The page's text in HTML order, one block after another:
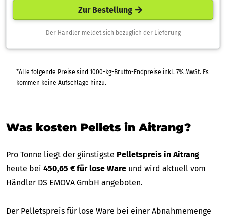
Zur Bestellung
Der Händler meldet sich bezüglich der Lieferung
*Alle folgende Preise sind 1000-kg-Brutto-Endpreise inkl. 7% MwSt. Es
kommen keine Aufschläge hinzu.
Was kosten Pellets in Aitrang?
Pro Tonne liegt der günstigste Pelletspreis in Aitrang
heute bei 450,65 € für lose Ware und wird aktuell vom
Händler DS EMOVA GmbH angeboten.
Der Pelletspreis für lose Ware bei einer Abnahmemenge